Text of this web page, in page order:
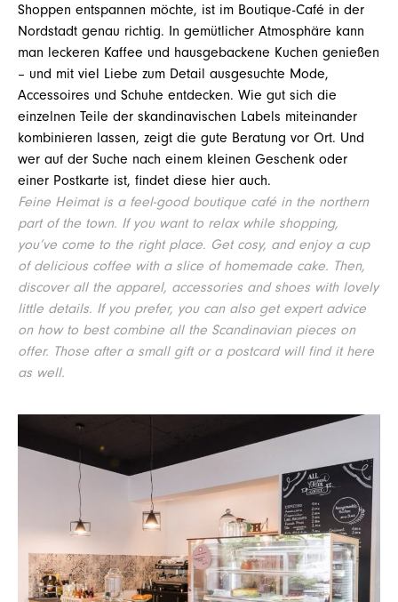
Shoppen entspannen möchte, ist im Boutique-Café in der
Nordstadt genau richtig. In gemütlicher Atmosphäre kann
man leckeren Kaffee und hausgebackene Kuchen genießen
– und mit viel Liebe zum Detail ausgesuchte Mode,
Accessoires und Schuhe entdecken. Wie gut sich die
einzelnen Teile der skandinavischen Labels miteinander
kombinieren lassen, zeigt die gute Beratung vor Ort. Und
wer auf der Suche nach einem kleinen Geschenk oder
einer Postkarte ist, findet diese hier auch.
Feine Heimat is a feel-good boutique café in the northern
part of the town. If you want to relax while shopping,
you’ve come to the right place. Get cosy, and enjoy a cup
of delicious coffee with a slice of homemade cake. Then,
discover all the apparel, accessories and shoes with lovely
little details. If you prefer, you can also get expert advice
on how to best combine all the Scandinavian pieces on
offer. Those after a small gift or a postcard will find it here
as well.